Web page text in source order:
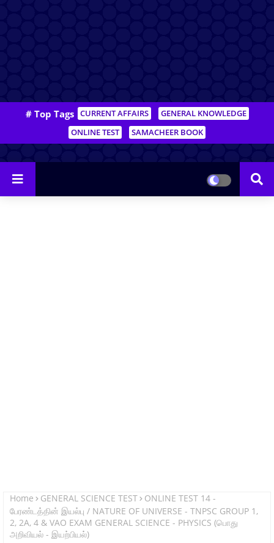
# Top Tags CURRENT AFFAIRS
GENERAL KNOWLEDGE
ONLINE TEST
SAMACHEER BOOK
Home GENERAL SCIENCE TEST
ONLINE TEST 14 -
பேரண்டத்தின் இயல்பு / NATURE OF UNIVERSE - TNPSC GROUP 1,
2, 2A, 4 & VAO EXAM GENERAL SCIENCE - PHYSICS (பொது
அறிவியல் - இயற்பியல்)